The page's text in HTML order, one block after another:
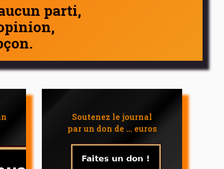
parti,
Soutenez le journal
par un don de ... euros